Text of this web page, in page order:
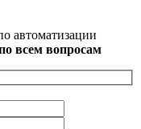
автоматизации
всем вопросам